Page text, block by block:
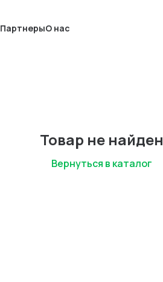
ПартнерыО нас
Товар не найден
Вернуться в каталог